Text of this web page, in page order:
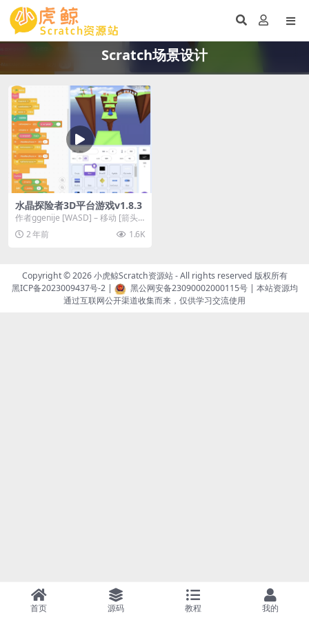
Scratch场景设计
水晶探险者3D平台游戏v1.8.3
作者ggenije [WASD] – 移动 [箭头
键] –...
2 年前 1.6K
Copyright © 2026小虎鲸Scratch资源站- All rights reserved 版权所有
黑ICP备2023009437号-2| 黑公网安备23090002000115号| 本站资源均
通过互联网公开渠道收集而来，仅供学习交流使用
首页 源码 教程 我的